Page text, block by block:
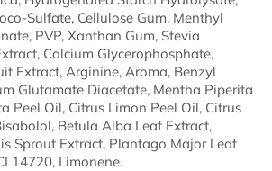
Sulfate, Cellulose Gum, Menthyl
PVP, Xanthan Gum, Stevia
Calcium Glycerophosphate,
Extract, Arginine, Aroma, Benzyl
Glutamate Diacetate, Mentha Piperita
Peel Oil, Citrus Limon Peel Oil, Citrus
Betula Alba Leaf Extract,
Sprout Extract, Plantago Major Leaf
14720, Limonene.